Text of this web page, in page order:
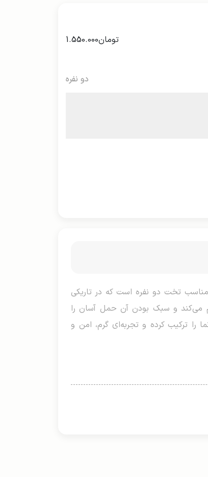
تومان1.550.000
دو نفره
نوآورانه و جذاب برای کمپینگ و سفرهای شبانه با ابعاد ۲۴۰×۲۲۰ سانتی‌متر مناسب تخت دو نفره است که در تاریکی
می‌کند و سبک بودن آن حمل آسان را
را ترکیب کرده و تجربه‌ای گرم، امن و